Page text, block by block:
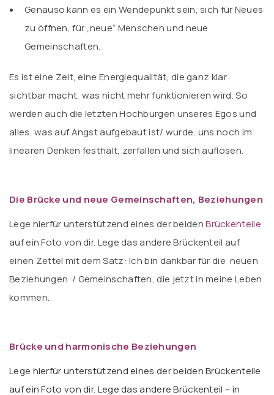
Genauso kann es ein Wendepunkt sein, sich für Neues
zu öffnen, für „neue“ Menschen und neue
Gemeinschaften.
Es ist eine Zeit, eine Energiequalität, die ganz klar
sichtbar macht, was nicht mehr funktionieren wird. So
werden auch die letzten Hochburgen unseres Egos und
alles, was auf Angst aufgebaut ist/ wurde, uns noch im
linearen Denken festhält, zerfallen und sich auflösen.
Die Brücke und neue Gemeinschaften, Beziehungen
Lege hierfür unterstützend eines der beidenBrückenteile
auf ein Foto von dir. Lege das andere Brückenteil auf
einen Zettel mit dem Satz: Ich bin dankbar für die neuen
Beziehungen / Gemeinschaften, die jetzt in meine Leben
kommen.
Brücke und harmonische Beziehungen
Lege hierfür unterstützend eines der beiden Brückenteile
auf ein Foto von dir. Lege das andere Brückenteil – in